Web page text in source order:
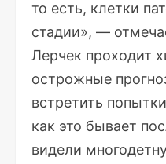
то есть, клетки
стадии», —
Лерчек проходит
острожные
встретить
как это бывает
видели